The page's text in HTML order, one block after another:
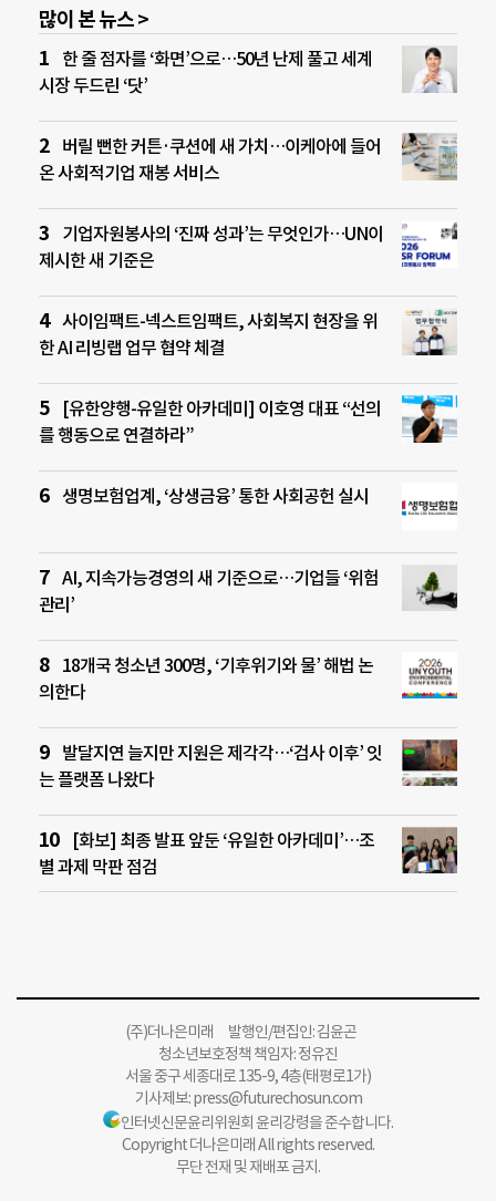
많이 본 뉴스 >
한 줄 점자를 ‘화면’으로…50년 난제 풀고 세계
시장 두드린 ‘닷’
버릴 뻔한 커튼·쿠션에 새 가치…이케아에 들어
온 사회적기업 재봉 서비스
기업자원봉사의 ‘진짜 성과’는 무엇인가…UN이
제시한 새 기준은
사이임팩트-넥스트임팩트, 사회복지 현장을 위
한 AI 리빙랩 업무 협약 체결
[유한양행-유일한 아카데미] 이호영 대표 “선의
를 행동으로 연결하라”
생명보험업계, ‘상생금융’ 통한 사회공헌 실시
AI, 지속가능경영의 새 기준으로…기업들 ‘위험
관리’
18개국 청소년 300명, ‘기후위기와 물’ 해법 논
의한다
발달지연 늘지만 지원은 제각각…‘검사 이후’ 잇
는 플랫폼 나왔다
[화보] 최종 발표 앞둔 ‘유일한 아카데미’…조
별 과제 막판 점검
(주)더나은미래 발행인/편집인: 김윤곤
청소년보호정책 책임자: 정유진
서울 중구 세종대로 135-9, 4층(태평로1가)
기사제보:press@futurechosun.com
인터넷신문윤리위원회 윤리강령을 준수합니다.
Copyright 더나은미래 All rights reserved.
무단 전재 및 재배포 금지.